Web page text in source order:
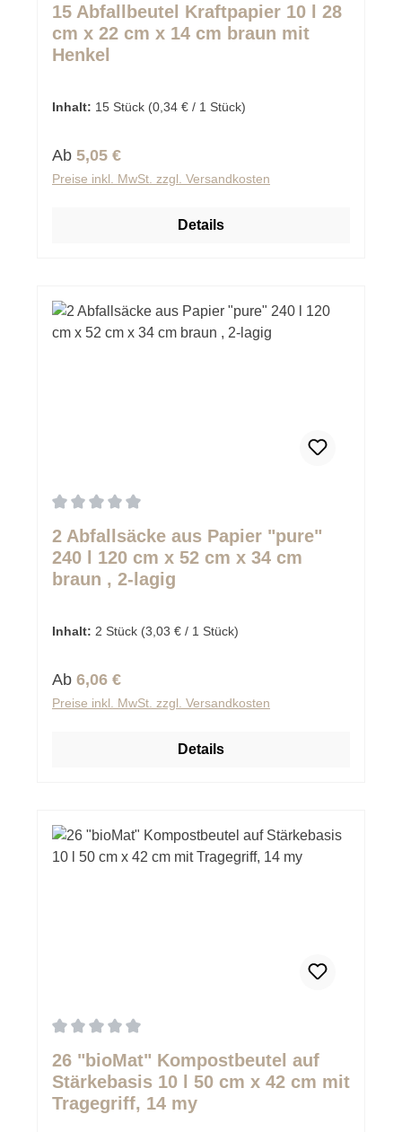
15 Abfallbeutel Kraftpapier 10 l 28
cm x 22 cm x 14 cm braun mit
Henkel
Inhalt: 15 Stück (0,34 € / 1 Stück)
Regulärer Preis:
Ab 5,05 €
Preise inkl. MwSt. zzgl. Versandkosten
Details
2 Abfallsäcke aus Papier "pure"
240 l 120 cm x 52 cm x 34 cm
braun , 2-lagig
Inhalt: 2 Stück (3,03 € / 1 Stück)
Regulärer Preis:
Ab 6,06 €
Preise inkl. MwSt. zzgl. Versandkosten
Details
26 "bioMat" Kompostbeutel auf
Stärkebasis 10 l 50 cm x 42 cm mit
Tragegriff, 14 my